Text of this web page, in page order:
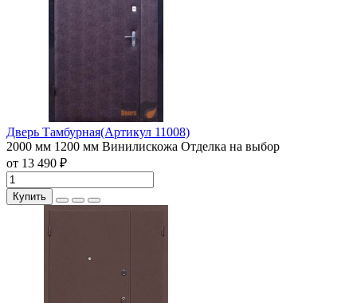
Дверь Тамбурная(Артикул 11008)
2000 мм 1200 мм Винилискожа Отделка на выбор
от 13 490 ₽
Купить